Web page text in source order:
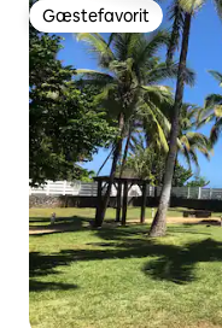
Gæstefavorit
Gæstefavorit